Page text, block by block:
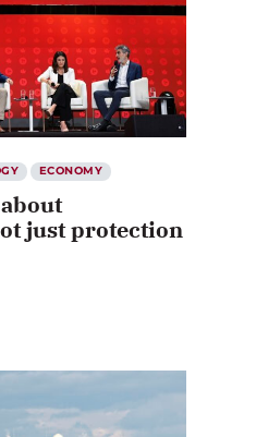
ECONOMY
just protection